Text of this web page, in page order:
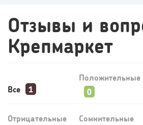
Отзывы и
Крепмаркет
Все
Положительные
Отрицательные Сомнительные